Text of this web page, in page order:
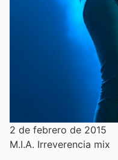
2 de febrero de 2015
M.I.A. Irreverencia mix